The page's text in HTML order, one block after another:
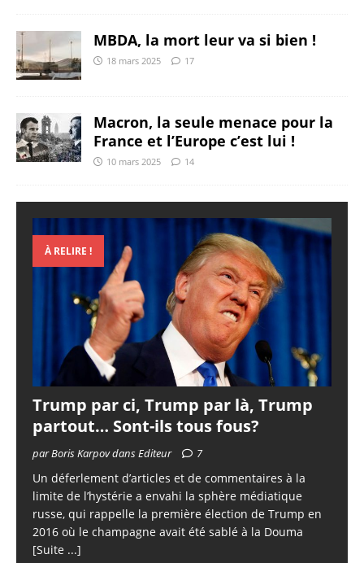
MBDA, la mort leur va si bien !
18 mars 2025 17
Macron, la seule menace pour la
France et l’Europe c’est lui !
10 mars 2025 14
À RELIRE !
Trump par ci, Trump par là, Trump
partout… Sont-ils tous fous?
par Boris Karpov dans Editeur 7
Un déferlement d’articles et de commentaires à la
limite de l’hystérie a envahi la sphère médiatique
russe, qui rappelle la première élection de Trump en
2016 où le champagne avait été sablé à la Douma
[Suite ...]